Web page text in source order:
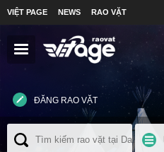
VIỆT PAGE NEWS RAO VẶT
ĐĂNG RAO VẶT